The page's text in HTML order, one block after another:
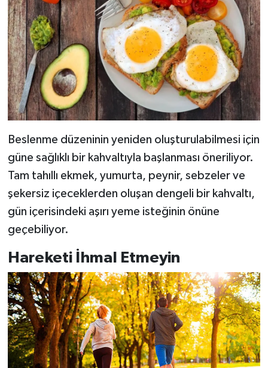
Beslenme düzeninin yeniden oluşturulabilmesi için
güne sağlıklı bir kahvaltıyla başlanması öneriliyor.
Tam tahıllı ekmek, yumurta, peynir, sebzeler ve
şekersiz içeceklerden oluşan dengeli bir kahvaltı,
gün içerisindeki aşırı yeme isteğinin önüne
geçebiliyor.
Hareketi İhmal Etmeyin